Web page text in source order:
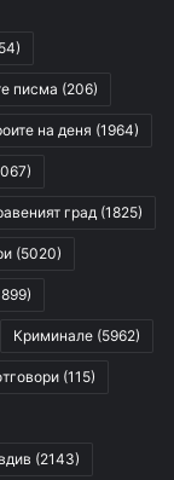
писма (206)
на деня (1964)
град (1825)
(5020)
Криминале (5962)
(115)
(2143)